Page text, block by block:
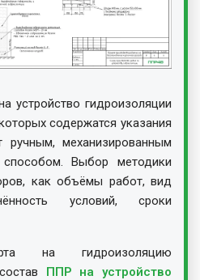
устройство гидроизоляции
содержатся указания
ручным, механизированным
Выбор методики
как объёмы работ, вид
условий, сроки
на гидроизоляцию
ППР на устройство